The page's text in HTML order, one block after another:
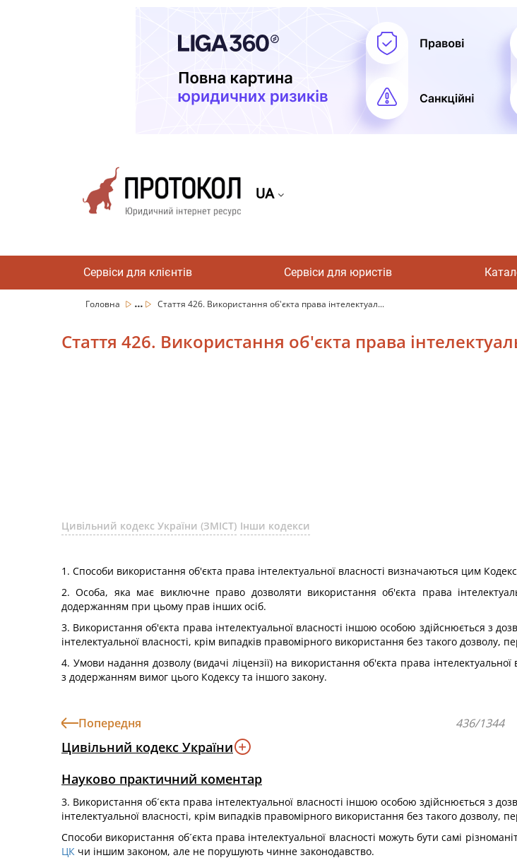
UA
Сервіси для клієнтів Сервіси для юристів
Головна ... Стаття 426. Використання об'єкта права інтелектуал...
Стаття 426. Використання об'єкта права
Цивільний кодекс України (ЗМІСТ) Інши кодекси
1. Способи використання об'єкта права інтелектуальної власності визначаються цим
2. Особа, яка має виключне право дозволяти використання об'єкта права
додержанням при цьому прав інших осіб.
3. Використання об'єкта права інтелектуальної власності іншою особою здійснюється з
інтелектуальної власності, крім випадків правомірного використання без такого
4. Умови надання дозволу (видачі ліцензії) на використання об'єкта права
з додержанням вимог цього Кодексу та іншого закону.
Попередня 436/1344
Цивільний кодекс України
Науково практичний коментар
3. Використання об´єкта права інтелектуальної власності іншою особою здійснюється з
інтелектуальної власності, крім випадків правомірного використання без такого
Способи використання об´єкта права інтелектуальної власності можуть бути самі
ЦК чи іншим законом, але не порушують чинне законодавство.